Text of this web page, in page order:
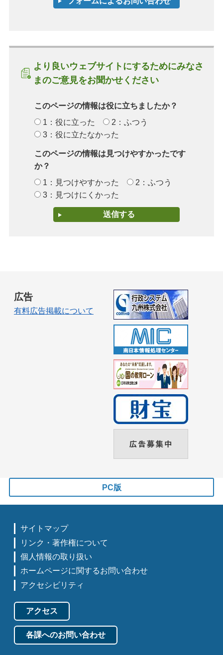
より良いウェブサイトにするためにみなさ
まのご意見をお聞かせください
このページの情報は役に立ちましたか？
1：役に立った
2：ふつう
3：役に立たなかった
このページの情報は見つけやすかったです
か？
1：見つけやすかった
2：ふつう
3：見つけにくかった
広告
有料広告掲載について
PC版
サイトマップ
リンク・著作権について
個人情報の取り扱い
ホームページに関するお問い合わせ
アクセシビリティ
アクセス
各課へのお問い合わせ